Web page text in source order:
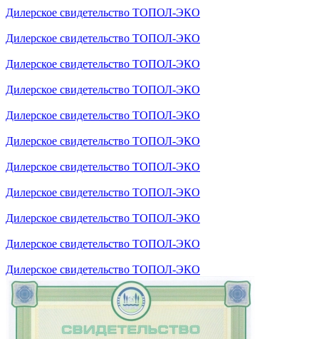
Дилерское свидетельство ТОПОЛ-ЭКО
Дилерское свидетельство ТОПОЛ-ЭКО
Дилерское свидетельство ТОПОЛ-ЭКО
Дилерское свидетельство ТОПОЛ-ЭКО
Дилерское свидетельство ТОПОЛ-ЭКО
Дилерское свидетельство ТОПОЛ-ЭКО
Дилерское свидетельство ТОПОЛ-ЭКО
Дилерское свидетельство ТОПОЛ-ЭКО
Дилерское свидетельство ТОПОЛ-ЭКО
Дилерское свидетельство ТОПОЛ-ЭКО
Дилерское свидетельство ТОПОЛ-ЭКО